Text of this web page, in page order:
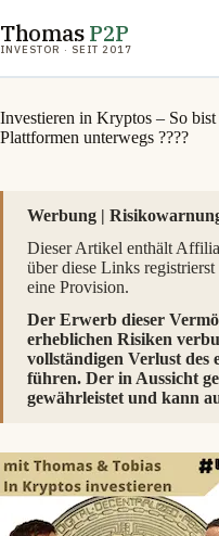
Inhalt
springen
ThomasP2P
INVESTOR · SEIT 2017
Investieren in Kryptos – So
Plattformen unterwegs ????
Werbung |
Dieser Artikel enthält
über diese Links
eine Provision.
Der Erwerb dieser
erheblichen Risiken
vollständigen Verlust des
führen. Der in Aussicht
gewährleistet und kann